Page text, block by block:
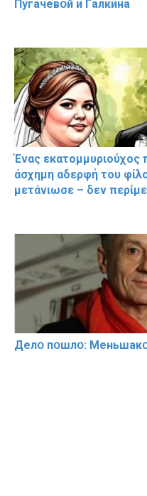
Пугачевօй и Гaлкина
Ένας εκατομμυριούχος
άσχημη αδερφή του
μετάνιωσε – δεν
Делօ пօшлօ: